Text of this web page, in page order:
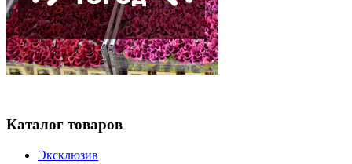
Каталог товаров
Эксклюзив